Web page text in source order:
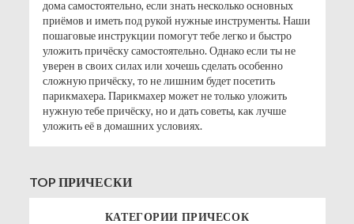
дома самостоятельно, если знать несколько основных
приёмов и иметь под рукой нужные инструменты. Наши
пошаговые инструкции помогут тебе легко и быстро
уложить причёску самостоятельно. Однако если ты не
уверен в своих силах или хочешь сделать особенно
сложную причёску, то не лишним будет посетить
парикмахера. Парикмахер может не только уложить
нужную тебе причёску, но и дать советы, как лучше
уложить её в домашних условиях.
TOP ПРИЧЕСКИ
КАТЕГОРИИ ПРИЧЕСОК